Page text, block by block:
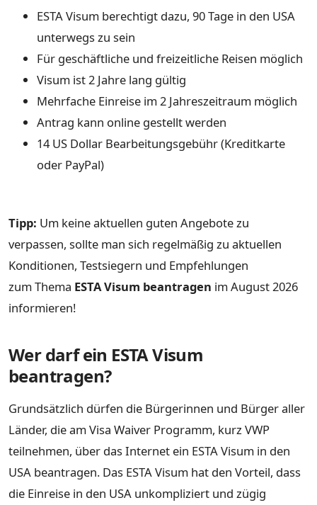
ESTA Visum berechtigt dazu, 90 Tage in den USA
unterwegs zu sein
Für geschäftliche und freizeitliche Reisen möglich
Visum ist 2 Jahre lang gültig
Mehrfache Einreise im 2 Jahreszeitraum möglich
Antrag kann online gestellt werden
14 US Dollar Bearbeitungsgebühr (Kreditkarte
oder PayPal)
Tipp: Um keine aktuellen guten Angebote zu
verpassen, sollte man sich regelmäßig zu aktuellen
Konditionen, Testsiegern und Empfehlungen
zum Thema ESTA Visum beantragen im August 2026
informieren!
Wer darf ein ESTA Visum
beantragen?
Grundsätzlich dürfen die Bürgerinnen und Bürger aller
Länder, die am Visa Waiver Programm, kurz VWP
teilnehmen, über das Internet ein ESTA Visum in den
USA beantragen. Das ESTA Visum hat den Vorteil, dass
die Einreise in den USA unkompliziert und zügig